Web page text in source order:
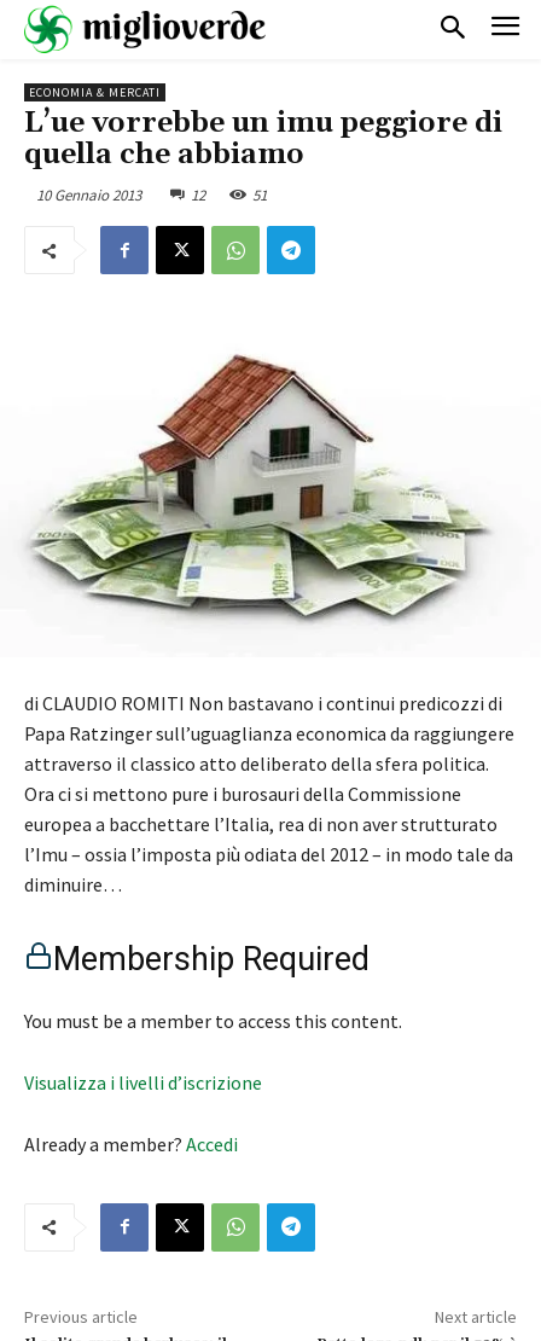
ECONOMIA & MERCATI
L’ue vorrebbe un imu peggiore di
quella che abbiamo
10 Gennaio 2013 12 51
di CLAUDIO ROMITI Non bastavano i continui predicozzi di
Papa Ratzinger sull’uguaglianza economica da raggiungere
attraverso il classico atto deliberato della sfera politica.
Ora ci si mettono pure i burosauri della Commissione
europea a bacchettare l’Italia, rea di non aver strutturato
l’Imu – ossia l’imposta più odiata del 2012 – in modo tale da
diminuire…
Membership Required
You must be a member to access this content.
Visualizza i livelli d’iscrizione
Already a member? Accedi
Previous article Next article